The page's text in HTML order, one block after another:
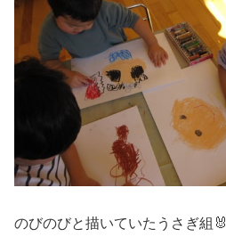
のびのびと描いていたうさぎ組🐰